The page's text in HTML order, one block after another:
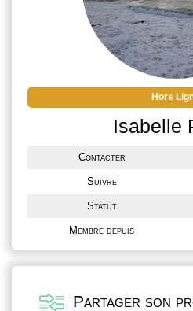
Hors
Isabelle
Contacter
Suivre
Statut
Membre depuis
Partager son